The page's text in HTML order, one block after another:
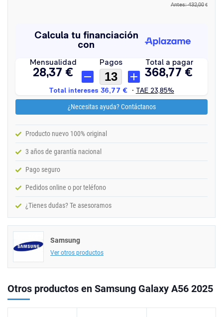
Antes: 432,00 €
¿Necesitas ayuda? Contáctanos
Producto nuevo 100% original
3 años de garantía nacional
Pago seguro
Pedidos online o por teléfono
¿Tienes dudas? Te asesoramos
Samsung
Ver otros productos
Otros productos en Samsung Galaxy A56 2025